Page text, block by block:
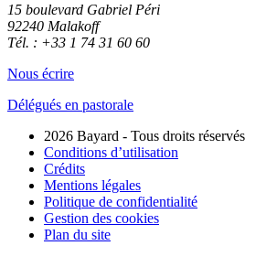
15 boulevard Gabriel Péri
92240 Malakoff
Tél. : +33 1 74 31 60 60
Nous écrire
Délégués en pastorale
2026 Bayard - Tous droits réservés
Conditions d’utilisation
Crédits
Mentions légales
Politique de confidentialité
Gestion des cookies
Plan du site